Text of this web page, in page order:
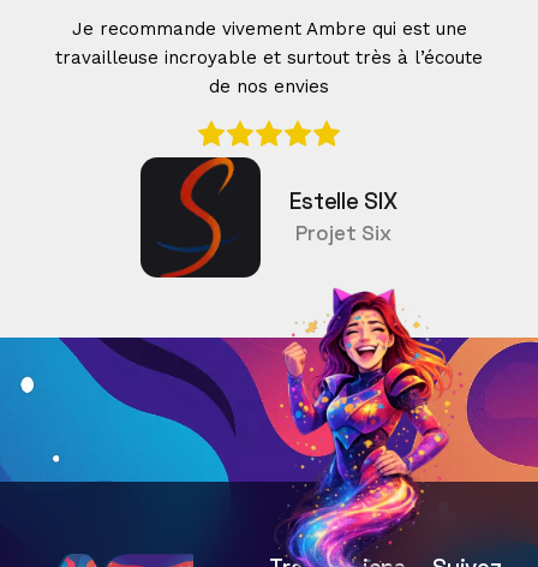
l’optique de satisfaire ses clients les plus
exigeants ! Merci beaucoup pour cette formation
Anaïs Baurens